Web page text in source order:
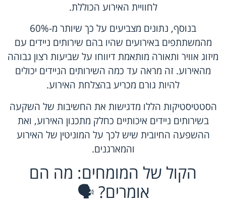
לחוויית האירוע הכוללת.
בנוסף, נתונים מצביעים על כך שיותר מ-60%
מהמשתתפים באירועים שהיו בהם שירותים ניידים עם
מיזוג אוויר ותאורה מותאמת דיווחו על שביעות רצון גבוהה
מהאירוע. זה מראה עד כמה השירותים הניידים יכולים
להיות גורם מכריע בהצלחת האירוע.
הסטטיסטיקות הללו מדגישות את החשיבות של השקעה
בשירותים ניידים איכותיים כחלק מתכנון האירוע, ואת
ההשפעה החיובית שיש לכך על המוניטין של האירוע
והמארגנים.
הקול של המומחים: מה הם
אומרים? 🗣️